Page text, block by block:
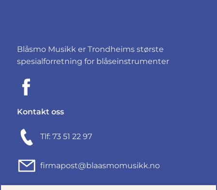
Blåsmo Musikk er Trondheims største
spesialforretning for blåseinstrumenter
Kontakt oss
Tlf: 73 51 22 97
firmapost@blaasmomusikk.no